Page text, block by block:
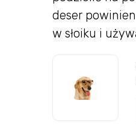
deser
w słoiku i